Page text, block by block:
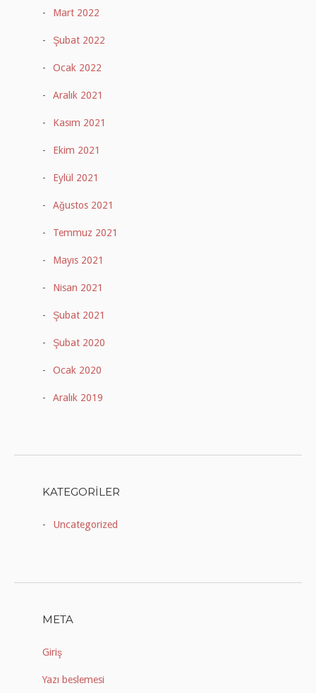
Mart 2022
Şubat 2022
Ocak 2022
Aralık 2021
Kasım 2021
Ekim 2021
Eylül 2021
Ağustos 2021
Temmuz 2021
Mayıs 2021
Nisan 2021
Şubat 2021
Şubat 2020
Ocak 2020
Aralık 2019
KATEGORILER
Uncategorized
META
Giriş
Yazı beslemesi